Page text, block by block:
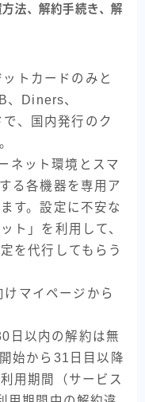
法、解約手続き、解
トカードのみと
、Diners、
、国内発行のク
ネット環境とスマ
る各機器を専用ア
す。設定に不安な
ト」を利用して、
を代行してもらう
マイページから
日以内の解約は無
始から31日目以降
用期間（サービス